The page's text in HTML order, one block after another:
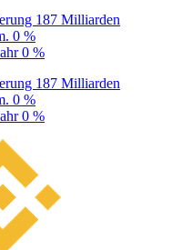
187 Milliarden
0 %
0 %
187 Milliarden
0 %
0 %